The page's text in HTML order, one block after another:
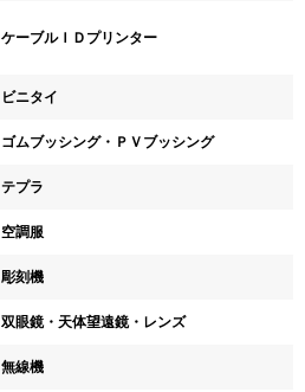
ケーブルＩＤプリンター
ビニタイ
ゴムブッシング・ＰＶブッシング
テプラ
空調服
彫刻機
双眼鏡・天体望遠鏡・レンズ
無線機